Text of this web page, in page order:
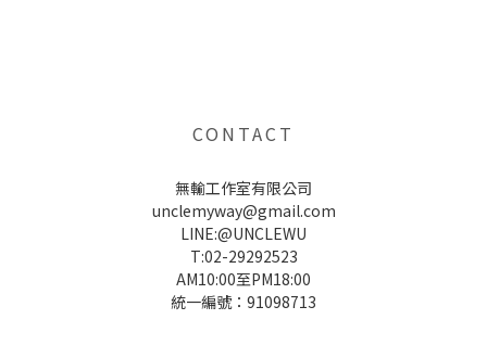
CONTACT
無輸工作室有限公司
unclemyway@gmail.com
LINE:@UNCLEWU
T:02-29292523
AM10:00至PM18:00
統一編號：91098713